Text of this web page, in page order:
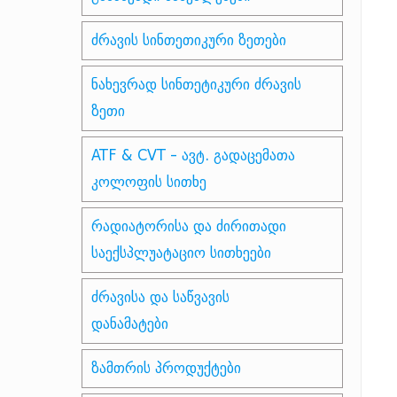
ძრავის სინთეთიკური ზეთები
ნახევრად სინთეტიკური ძრავის
ზეთი
ATF & CVT - ავტ. გადაცემათა
კოლოფის სითხე
რადიატორისა და ძირითადი
საექსპლუატაციო სითხეები
ძრავისა და საწვავის
დანამატები
ზამთრის პროდუქტები